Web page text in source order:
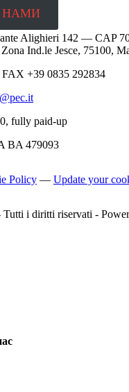
НАМИ
Alighieri 142 — CAP
Ind.le Jesce, 75100,
FAX +39 0835 292834
fully paid-up
BA 479093
Policy — Update your
i diritti riservati -